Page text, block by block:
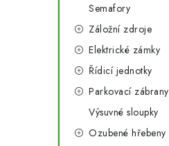
Semafory
Záložní zdroje
Elektrické zámky
Řídicí jednotky
Parkovací zábrany
Výsuvné sloupky
Ozubené hřebeny